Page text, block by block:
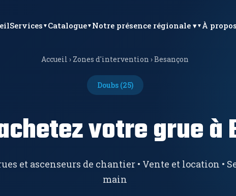
Services Catalogue Notre présence régionale ▾ À propos
Accueil › Zones d'intervention ›Besançon
Doubs (25)
votre grue à
et ascenseurs de chantier • Vente et location •
main